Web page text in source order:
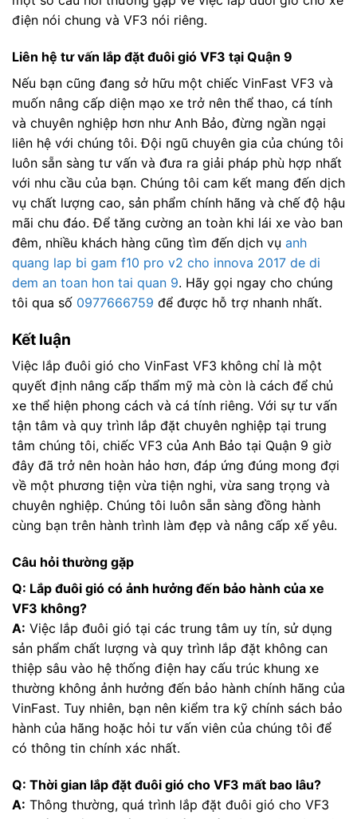
điện nói chung và VF3 nói riêng.
Liên hệ tư vấn lắp đặt đuôi gió VF3 tại Quận 9
Nếu bạn cũng đang sở hữu một chiếc VinFast VF3 và
muốn nâng cấp diện mạo xe trở nên thể thao, cá tính
và chuyên nghiệp hơn như Anh Bảo, đừng ngần ngại
liên hệ với chúng tôi. Đội ngũ chuyên gia của chúng tôi
luôn sẵn sàng tư vấn và đưa ra giải pháp phù hợp nhất
với nhu cầu của bạn. Chúng tôi cam kết mang đến dịch
vụ chất lượng cao, sản phẩm chính hãng và chế độ hậu
mãi chu đáo. Để tăng cường an toàn khi lái xe vào ban
đêm, nhiều khách hàng cũng tìm đến dịch vụ anh
quang lap bi gam f10 pro v2 cho innova 2017 de di
dem an toan hon tai quan 9. Hãy gọi ngay cho chúng
tôi qua số 0977666759 để được hỗ trợ nhanh nhất.
Kết luận
Việc lắp đuôi gió cho VinFast VF3 không chỉ là một
quyết định nâng cấp thẩm mỹ mà còn là cách để chủ
xe thể hiện phong cách và cá tính riêng. Với sự tư vấn
tận tâm và quy trình lắp đặt chuyên nghiệp tại trung
tâm chúng tôi, chiếc VF3 của Anh Bảo tại Quận 9 giờ
đây đã trở nên hoàn hảo hơn, đáp ứng đúng mong đợi
về một phương tiện vừa tiện nghi, vừa sang trọng và
chuyên nghiệp. Chúng tôi luôn sẵn sàng đồng hành
cùng bạn trên hành trình làm đẹp và nâng cấp xế yêu.
Câu hỏi thường gặp
Q: Lắp đuôi gió có ảnh hưởng đến bảo hành của xe
VF3 không?
A: Việc lắp đuôi gió tại các trung tâm uy tín, sử dụng
sản phẩm chất lượng và quy trình lắp đặt không can
thiệp sâu vào hệ thống điện hay cấu trúc khung xe
thường không ảnh hưởng đến bảo hành chính hãng của
VinFast. Tuy nhiên, bạn nên kiểm tra kỹ chính sách bảo
hành của hãng hoặc hỏi tư vấn viên của chúng tôi để
có thông tin chính xác nhất.
Q: Thời gian lắp đặt đuôi gió cho VF3 mất bao lâu?
A: Thông thường, quá trình lắp đặt đuôi gió cho VF3